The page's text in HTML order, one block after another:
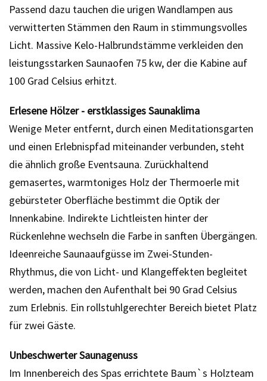
Passend dazu tauchen die urigen Wandlampen aus
verwitterten Stämmen den Raum in stimmungsvolles
Licht. Massive Kelo-Halbrundstämme verkleiden den
leistungsstarken Saunaofen 75 kw, der die Kabine auf
100 Grad Celsius erhitzt.
Erlesene Hölzer - erstklassiges Saunaklima
Wenige Meter entfernt, durch einen Meditationsgarten
und einen Erlebnispfad miteinander verbunden, steht
die ähnlich große Eventsauna. Zurückhaltend
gemasertes, warmtoniges Holz der Thermoerle mit
gebürsteter Oberfläche bestimmt die Optik der
Innenkabine. Indirekte Lichtleisten hinter der
Rückenlehne wechseln die Farbe in sanften Übergängen.
Ideenreiche Saunaaufgüsse im Zwei-Stunden-
Rhythmus, die von Licht- und Klangeffekten begleitet
werden, machen den Aufenthalt bei 90 Grad Celsius
zum Erlebnis. Ein rollstuhlgerechter Bereich bietet Platz
für zwei Gäste.
Unbeschwerter Saunagenuss
Im Innenbereich des Spas errichtete Baum`s Holzteam